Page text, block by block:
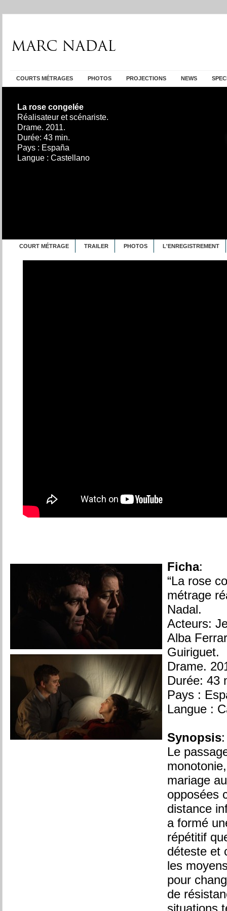
COURTS MÉTRAGES PHOTOS PROJECTIONS NEWS
La rose congelée
Réalisateur et scénariste.
Drame. 2011.
Durée: 43 min.
Pays : España
Langue : Castellano
COURT MÉTRAGE TRAILER PHOTOS L'ENREGISTREMENT
Ficha:
“La rose
métrage
Nadal.
Acteurs:
Alba
Guiriguet.
Drame.
Durée: 43
Pays :
Langue :
Synopsis:
Le
mariage
opposées
distance
a formé
répétitif
déteste et
les
pour
de
situations